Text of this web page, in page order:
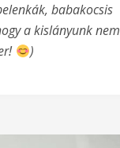
babakocsis
a kislányunk nem
)